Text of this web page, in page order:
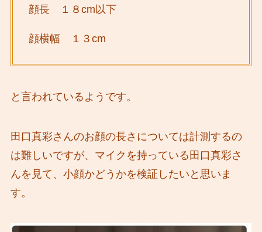
顔長 １８cm以下
顔横幅 １３cm
と言われているようです。
田口真彩さんのお顔の長さについては計測するの
は難しいですが、マイクを持っている田口真彩さ
んを見て、小顔かどうかを検証したいと思いま
す。